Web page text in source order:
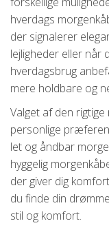
hverdags
der signalerer
lejligheder eller når
hverdagsbrug
mere holdbare og
Valget af den
personlige
let og åndbar
hyggelig
der giver dig
du finde din
stil og komfort.